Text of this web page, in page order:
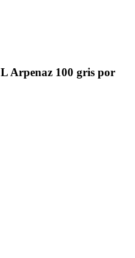
Arpenaz 100 gris por